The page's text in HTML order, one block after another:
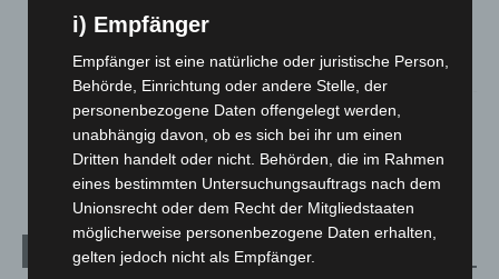
Hannover: Polizei stoppt 166 Trunkenheitsfahrten bei
2. August 2026
Hannover Klassik Open Air 2026: Französische Oper im
Maschpark
2. August 2026
Kategorien
i) Empfänger
Empfänger ist eine natürliche oder juristische Person,
Behörde, Einrichtung oder andere Stelle, der
personenbezogene Daten offengelegt werden,
unabhängig davon, ob es sich bei ihr um einen
Dritten handelt oder nicht. Behörden, die im Rahmen
eines bestimmten Untersuchungsauftrags nach dem
Unionsrecht oder dem Recht der Mitgliedstaaten
möglicherweise personenbezogene Daten erhalten,
gelten jedoch nicht als Empfänger.